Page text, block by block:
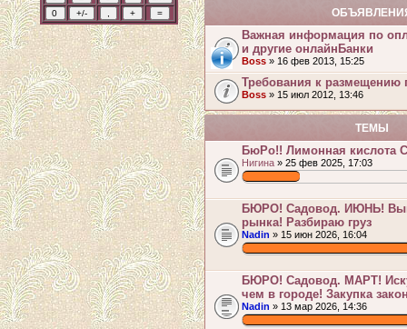
Важная информация по
и другие онлайнБанки
Boss » 16 фев 2013, 15:25
Требования к размещению
Boss » 15 июл 2012, 13:46
ТЕМЫ
БюРо!! Лимонная кислота
Нигина » 25 фев 2025, 17:03
.
БЮРО! Садовод. ИЮНЬ!
рынка! Разбираю груз
Nadin » 15 июн 2026, 16:04
.
БЮРО! Садовод. МАРТ!
чем в городе! Закупка
Nadin » 13 мар 2026, 14:36
.